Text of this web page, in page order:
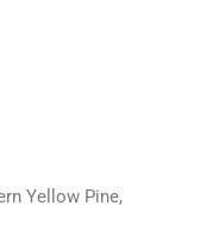
Yellow Pine,